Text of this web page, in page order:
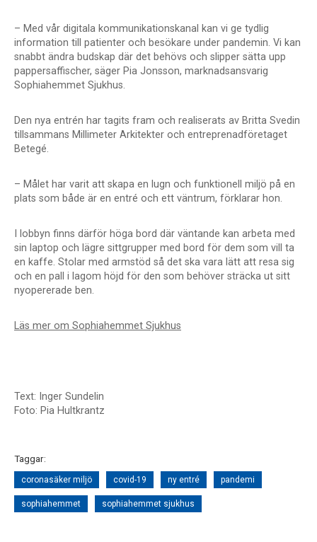
– Med vår digitala kommunikationskanal kan vi ge tydlig
information till patienter och besökare under pandemin. Vi kan
snabbt ändra budskap där det behövs och slipper sätta upp
pappersaffischer, säger Pia Jonsson, marknadsansvarig
Sophiahemmet Sjukhus.
Den nya entrén har tagits fram och realiserats av Britta Svedin
tillsammans Millimeter Arkitekter och entreprenadföretaget
Betegé.
– Målet har varit att skapa en lugn och funktionell miljö på en
plats som både är en entré och ett väntrum, förklarar hon.
I lobbyn finns därför höga bord där väntande kan arbeta med
sin laptop och lägre sittgrupper med bord för dem som vill ta
en kaffe. Stolar med armstöd så det ska vara lätt att resa sig
och en pall i lagom höjd för den som behöver sträcka ut sitt
nyopererade ben.
Läs mer om Sophiahemmet Sjukhus
Text: Inger Sundelin
Foto: Pia Hultkrantz
Taggar:
coronasäker miljö covid-19 ny entré pandemi
sophiahemmet sophiahemmet sjukhus